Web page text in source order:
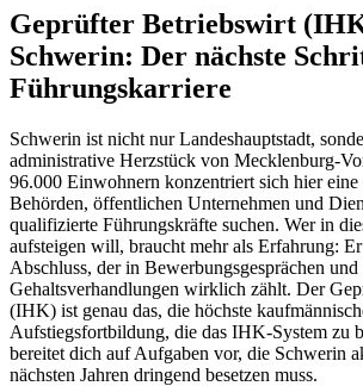
Geprüfter Betriebswirt
Schwerin: Der nächste
Führungskarriere
Schwerin ist nicht nur Landeshauptstadt,
administrative Herzstück von Mecklenburg-
96.000 Einwohnern konzentriert sich hier eine
Behörden, öffentlichen Unternehmen und
qualifizierte Führungskräfte suchen. Wer in
aufsteigen will, braucht mehr als Erfahrung:
Abschluss, der in Bewerbungsgesprächen und
Gehaltsverhandlungen wirklich zählt. Der
(IHK) ist genau das, die höchste
Aufstiegsfortbildung, die das IHK-System zu
bereitet dich auf Aufgaben vor, die Schwerin
nächsten Jahren dringend besetzen muss.